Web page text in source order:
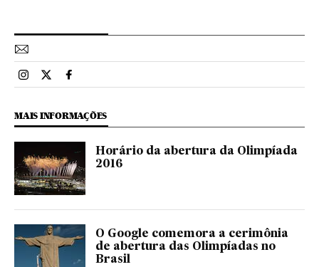
Esportes El País Brasil en Instagram
Esportes El País Brasil en Twitter
Esportes El País Brasil en Facebook
MAIS INFORMAÇÕES
Horário da abertura da Olimpíada
2016
O Google comemora a cerimônia
de abertura das Olimpíadas no
Brasil